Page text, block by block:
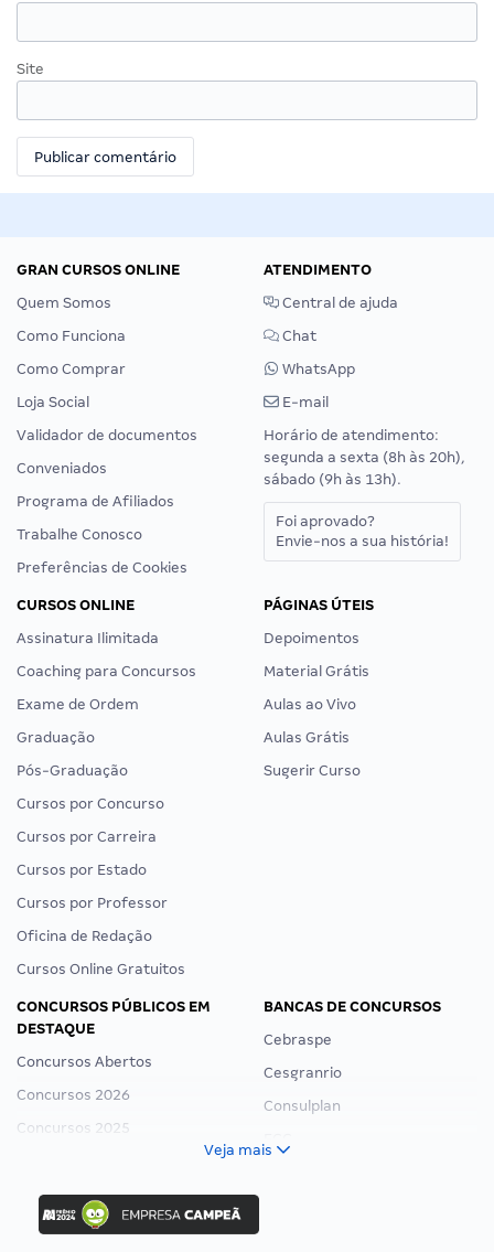
Site
GRAN CURSOS ONLINE
Quem Somos
Como Funciona
Como Comprar
Loja Social
Validador de documentos
Conveniados
Programa de Afiliados
Trabalhe Conosco
Preferências de Cookies
ATENDIMENTO
Central de ajuda
Chat
WhatsApp
E-mail
Horário de atendimento:
segunda a sexta (8h às 20h),
sábado (9h às 13h).
Foi aprovado?
Envie-nos a sua história!
CURSOS ONLINE
Assinatura Ilimitada
Coaching para Concursos
Exame de Ordem
Graduação
Pós-Graduação
Cursos por Concurso
Cursos por Carreira
Cursos por Estado
Cursos por Professor
Oficina de Redação
Cursos Online Gratuitos
PÁGINAS ÚTEIS
Depoimentos
Material Grátis
Aulas ao Vivo
Aulas Grátis
Sugerir Curso
CONCURSOS PÚBLICOS EM
DESTAQUE
Concursos Abertos
Concursos 2026
Concursos 2025
Concurso Ibama
Concurso MPU
BANCAS DE CONCURSOS
Cebraspe
Cesgranrio
Consulplan
Veja mais